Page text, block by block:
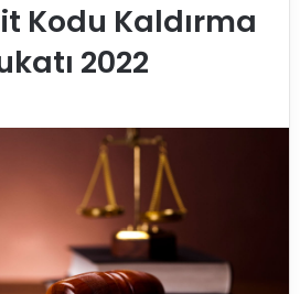
Kodu Kaldırma
2022